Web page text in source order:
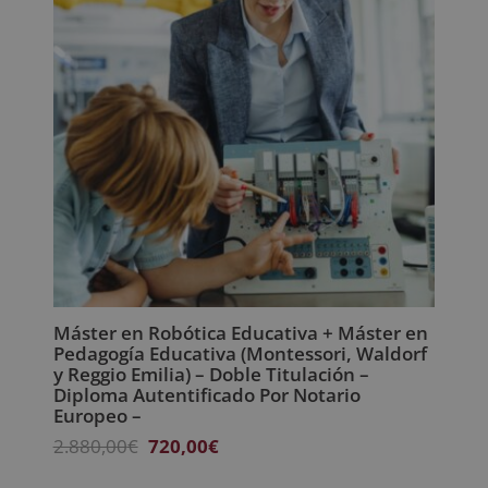
Máster en Robótica Educativa + Máster en
Pedagogía Educativa (Montessori, Waldorf
y Reggio Emilia) – Doble Titulación –
Diploma Autentificado Por Notario
Europeo –
2.880,00€ El
720,00€El